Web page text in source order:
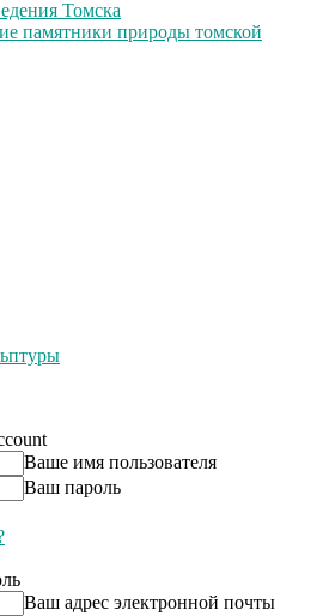
Томска
памятники природы томской
Ваше имя пользователя
Ваш пароль
Ваш адрес электронной почты